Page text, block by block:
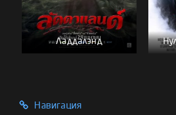
Ладдалэнд
Навигация